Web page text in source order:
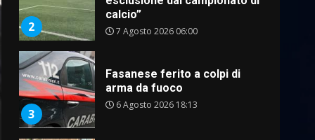
2
calcio”
7 Agosto 2026 06:00
3
Fasanese ferito a colpi di
arma da fuoco
6 Agosto 2026 18:13